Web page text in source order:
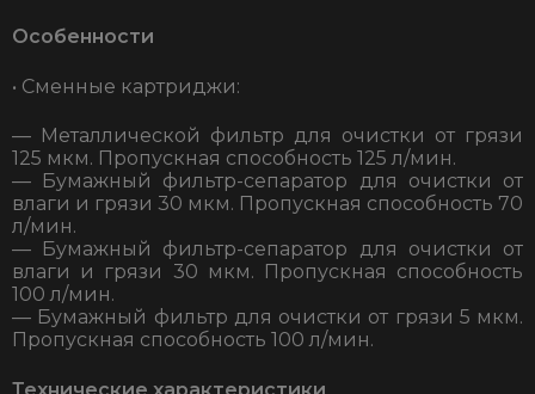
Особенности
• Сменные картриджи:
— Металлической фильтр для очистки от грязи
125 мкм. Пропускная способность 125 л/мин.
— Бумажный фильтр-сепаратор для очистки от
влаги и грязи 30 мкм. Пропускная способность 70
л/мин.
— Бумажный фильтр-сепаратор для очистки от
влаги и грязи 30 мкм. Пропускная способность
100 л/мин.
— Бумажный фильтр для очистки от грязи 5 мкм.
Пропускная способность 100 л/мин.